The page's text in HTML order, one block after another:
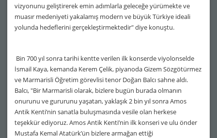
vizyonunu geliştirerek emin adımlarla geleceğe yürümekte ve
muasır medeniyeti yakalamış modern ve büyük Türkiye ideali
yolunda hedeflerini gerçekleştirmektedir" diye konuştu.
Bin 700 yıl sonra tarihi kentte verilen ilk konserde viyolonselde
İsmail Kaya, kemanda Kerem Çelik, piyanoda Gizem Sözgötürmez
ve Marmarisli Öğretim görevlisi tenor Doğan Balcı sahne aldı.
Balcı, "Bir Marmarisli olarak, bizlere bugün burada olmanın
onurunu ve gururunu yaşatan, yaklaşık 2 bin yıl sonra Amos
Antik Kenti’nin sanatla buluşmasında vesile olan herkese
teşekkür ediyoruz. Amos Antik Kenti’nin ilk konseri ve ulu önder
Mustafa Kemal Atatürk’ün bizlere armağan ettiği